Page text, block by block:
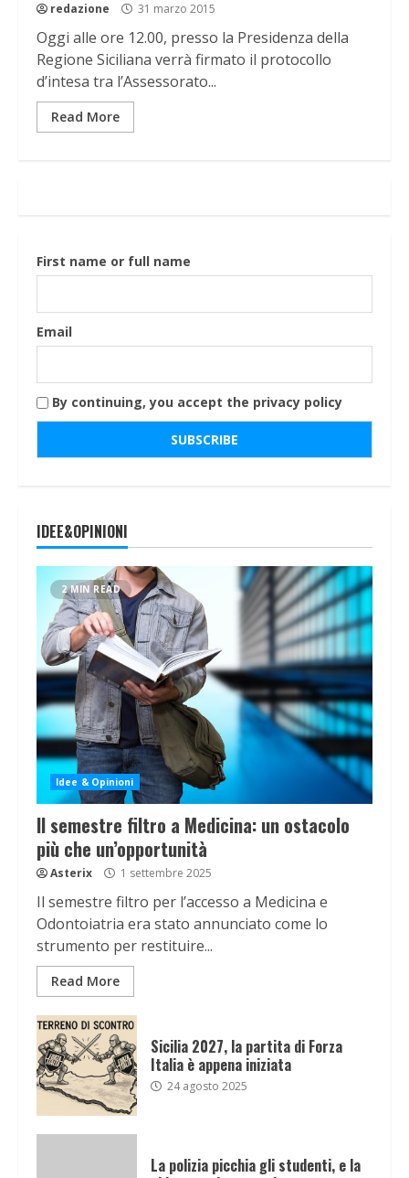
redazione 31 marzo 2015
Oggi alle ore 12.00, presso la Presidenza della
Regione Siciliana verrà firmato il protocollo
d’intesa tra l’Assessorato...
Read More
First name or full name
Email
By continuing, you accept the privacy policy
IDEE&OPINIONI
2 MIN READ
Idee & Opinioni
Il semestre filtro a Medicina: un ostacolo
più che un’opportunità
Asterix 1 settembre 2025
Il semestre filtro per l’accesso a Medicina e
Odontoiatria era stato annunciato come lo
strumento per restituire...
Read More
Sicilia 2027, la partita di Forza
Italia è appena iniziata
24 agosto 2025
La polizia picchia gli studenti, e la